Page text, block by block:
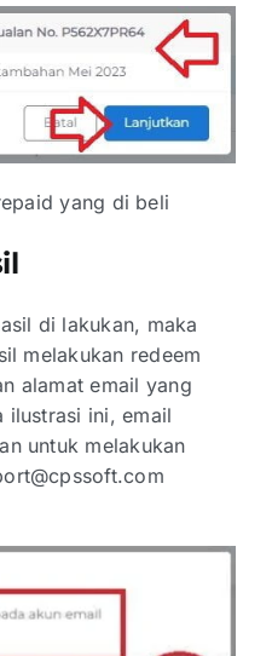
yang di beli
di lakukan, maka
melakukan redeem
alamat email yang
ilustrasi ini, email
untuk melakukan